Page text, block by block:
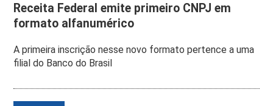
Receita Federal emite primeiro CNPJ em
formato alfanumérico
A primeira inscrição nesse novo formato pertence a uma
filial do Banco do Brasil